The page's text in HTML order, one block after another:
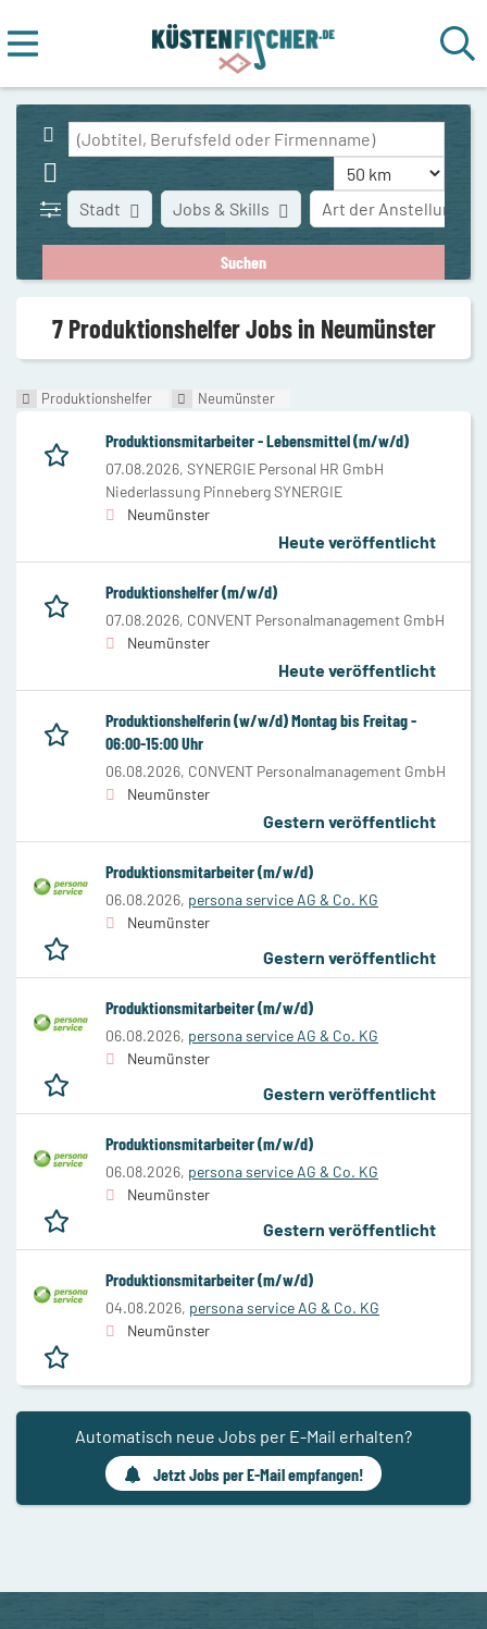
Stadt Art der Anstellung
Jobs & Skills
7 Produktionshelfer Jobs in Neumünster
Produktionshelfer Neumünster
Produktionsmitarbeiter - Lebensmittel (m/w/d)
07.08.2026, SYNERGIE Personal HR GmbH
Niederlassung Pinneberg SYNERGIE
Neumünster
Heute veröffentlicht
Produktionshelfer (m/w/d)
07.08.2026, CONVENT Personalmanagement GmbH
Neumünster
Heute veröffentlicht
Produktionshelferin (w/w/d) Montag bis Freitag -
06:00-15:00 Uhr
06.08.2026, CONVENT Personalmanagement GmbH
Neumünster
Gestern veröffentlicht
Produktionsmitarbeiter (m/w/d)
06.08.2026, persona service AG & Co. KG
Neumünster
Gestern veröffentlicht
Produktionsmitarbeiter (m/w/d)
06.08.2026, persona service AG & Co. KG
Neumünster
Gestern veröffentlicht
Produktionsmitarbeiter (m/w/d)
06.08.2026, persona service AG & Co. KG
Neumünster
Gestern veröffentlicht
Produktionsmitarbeiter (m/w/d)
04.08.2026, persona service AG & Co. KG
Neumünster
Automatisch neue Jobs per E-Mail erhalten?
Jetzt Jobs per E-Mail empfangen!